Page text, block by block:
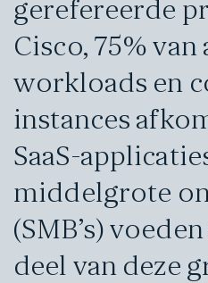
gerefereerde
Cisco, 75%
workloads en
instances
SaaS-
middelgrote
(SMB’s)
deel van deze